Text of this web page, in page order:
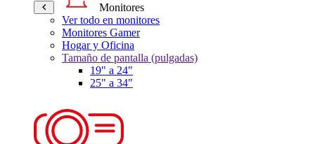
Monitores
Ver todo en monitores
Monitores Gamer
Hogar y Oficina
Tamaño de pantalla (pulgadas)
19" a 24"
25" a 34"